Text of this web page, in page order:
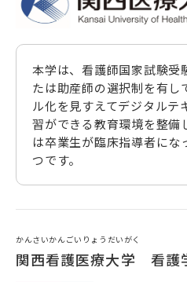
本学は、看護師国家試験受
たは助産師の選択制を有し
ル化を見すえてデジタルテ
習ができる教育環境を整備
は卒業生が臨床指導者にな
つです。
かんさいかんごいりょうだいがく
関西看護医療大学 看護